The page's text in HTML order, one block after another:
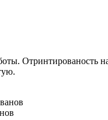
Отринтированость